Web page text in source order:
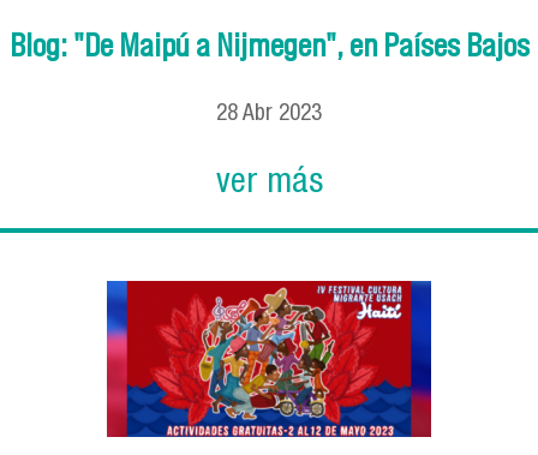
Blog: "De Maipú a Nijmegen", en Países Bajos
28 Abr 2023
ver más